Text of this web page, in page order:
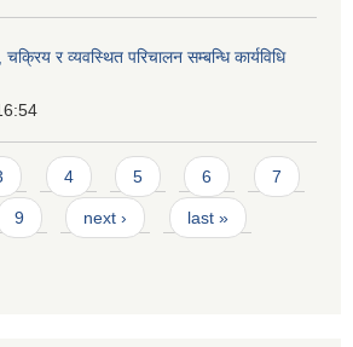
र व्यवस्थित परिचालन सम्बन्धि कार्यविधि
4 5 6 7
9 next › last »